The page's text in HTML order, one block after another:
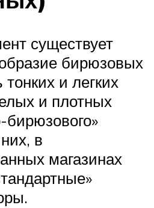
существует
бирюзовых
и легких
и плотных
бирюзового»
в
магазинах